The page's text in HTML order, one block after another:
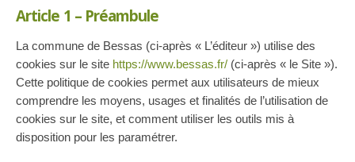
Article 1 – Préambule
La commune de Bessas (ci-après « L’éditeur ») utilise des
cookies sur le site https://www.bessas.fr/ (ci-après « le Site »).
Cette politique de cookies permet aux utilisateurs de mieux
comprendre les moyens, usages et finalités de l’utilisation de
cookies sur le site, et comment utiliser les outils mis à
disposition pour les paramétrer.